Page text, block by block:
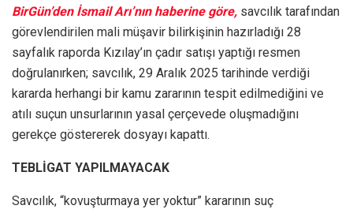
BirGün’den İsmail Arı’nın haberine göre, savcılık tarafından
görevlendirilen mali müşavir bilirkişinin hazırladığı 28
sayfalık raporda Kızılay’ın çadır satışı yaptığı resmen
doğrulanırken; savcılık, 29 Aralık 2025 tarihinde verdiği
kararda herhangi bir kamu zararının tespit edilmediğini ve
atılı suçun unsurlarının yasal çerçevede oluşmadığını
gerekçe göstererek dosyayı kapattı.
TEBLİGAT YAPILMAYACAK
Savcılık, “kovuşturmaya yer yoktur” kararının suç